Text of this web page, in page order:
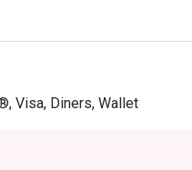
Visa, Diners, Wallet